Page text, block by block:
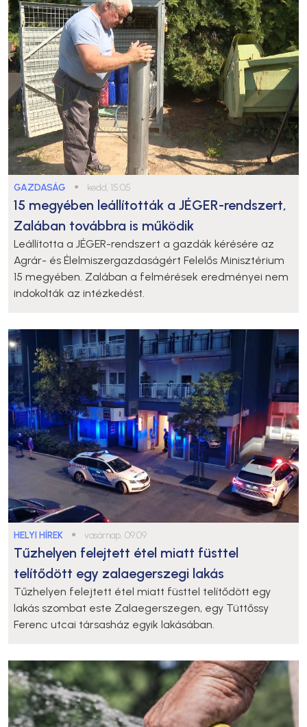
GAZDASÁG ● kedd, 15:05
15 megyében leállították a JÉGER-rendszert,
Zalában továbbra is működik
Leállította a JÉGER-rendszert a gazdák kérésére az
Agrár- és Élelmiszergazdaságért Felelős Minisztérium
15 megyében. Zalában a felmérések eredményei nem
indokolták az intézkedést.
HELYI HÍREK ● vasárnap, 09:09
Tűzhelyen felejtett étel miatt füsttel
telítődött egy zalaegerszegi lakás
Tűzhelyen felejtett étel miatt füsttel telítődött egy
lakás szombat este Zalaegerszegen, egy Tüttőssy
Ferenc utcai társasház egyik lakásában.